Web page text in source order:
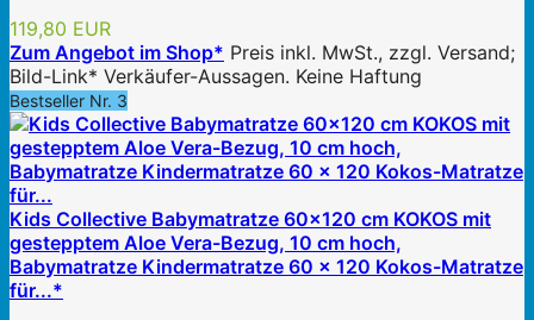
119,80 EUR
Zum Angebot im Shop* Preis inkl. MwSt., zzgl. Versand;
Bild-Link* Verkäufer-Aussagen. Keine Haftung
Bestseller Nr. 3
Kids Collective Babymatratze 60x120 cm KOKOS mit
gestepptem Aloe Vera-Bezug, 10 cm hoch,
Babymatratze Kindermatratze 60 x 120 Kokos-Matratze
für...*